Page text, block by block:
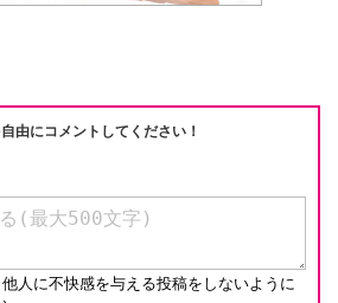
由にコメントしてください！